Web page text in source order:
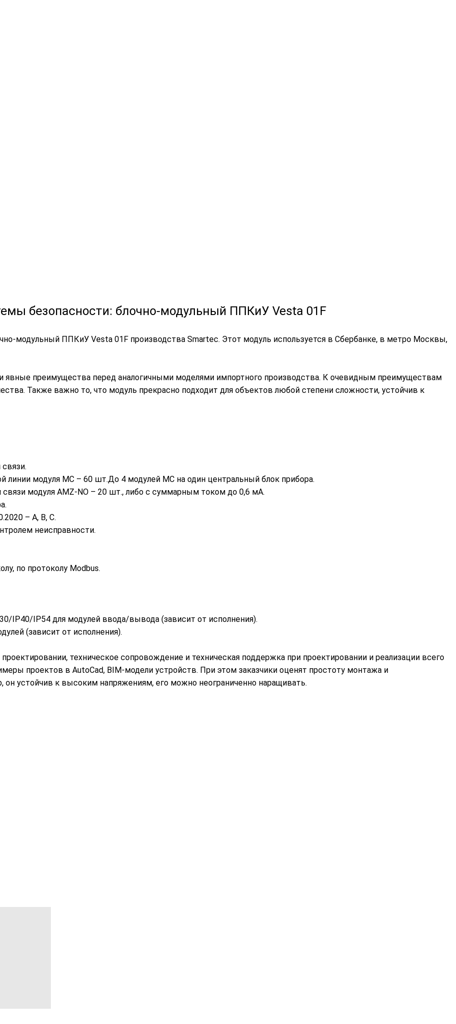
безопасности: блочно-модульный ППКиУ Vesta 01F
модульный ППКиУ Vesta 01F производства Smartec. Этот модуль используется в Сбербанке, в метро Москвы,
явные преимущества перед аналогичными моделями импортного производства. К очевидным преимуществам
Также важно то, что модуль прекрасно подходит для объектов любой степени сложности, устойчив к
линии модуля МС – 60 шт.До 4 модулей МС на один центральный блок прибора.
модуля AMZ-NO – 20 шт., либо с суммарным током до 0,6 мА.
– А, В, С.
неисправности.
по протоколу Modbus.
IP40/IP54 для модулей ввода/вывода (зависит от исполнения).
(зависит от исполнения).
техническое сопровождение и техническая поддержка при проектировании и реализации всего
проектов в AutoCad, BIM-модели устройств. При этом заказчики оценят простоту монтажа и
он устойчив к высоким напряжениям, его можно неограниченно наращивать.